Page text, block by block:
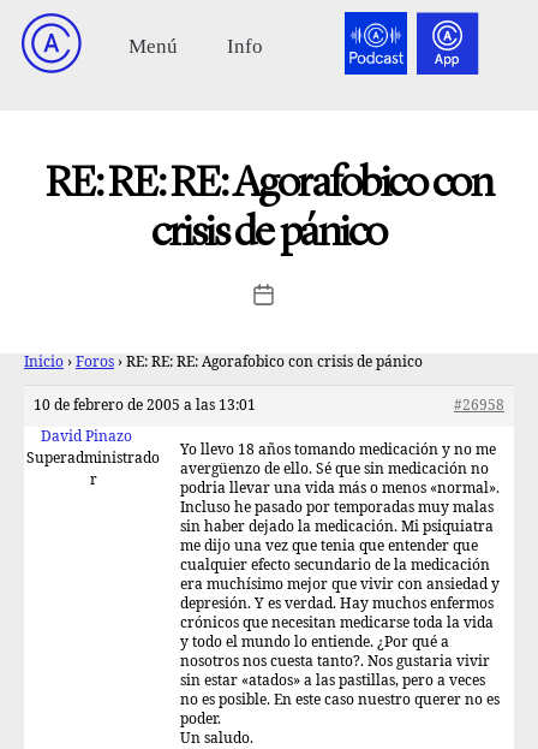
RE: RE: RE: Agorafobico con
crisis de pánico
Inicio › Foros › RE: RE: RE: Agorafobico con crisis de pánico
10 de febrero de 2005 a las 13:01
#26958
David Pinazo
Superadministrado
r
Yo llevo 18 años tomando medicación y no me
avergüenzo de ello. Sé que sin medicación no
podria llevar una vida más o menos «normal».
Incluso he pasado por temporadas muy malas
sin haber dejado la medicación. Mi psiquiatra
me dijo una vez que tenia que entender que
cualquier efecto secundario de la medicación
era muchísimo mejor que vivir con ansiedad y
depresión. Y es verdad. Hay muchos enfermos
crónicos que necesitan medicarse toda la vida
y todo el mundo lo entiende. ¿Por qué a
nosotros nos cuesta tanto?. Nos gustaria vivir
sin estar «atados» a las pastillas, pero a veces
no es posible. En este caso nuestro querer no es
poder.
Un saludo.